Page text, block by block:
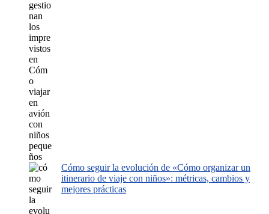
Cómo seguir la evolución de «Cómo organizar un
itinerario de viaje con niños»: métricas, cambios y
mejores prácticas